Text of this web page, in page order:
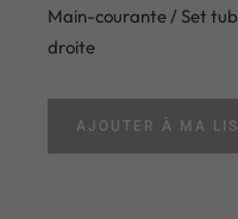
Main-courante / Set
droite
AJOUTER À MA